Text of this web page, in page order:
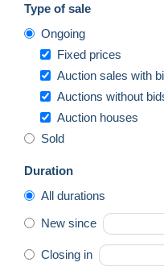
Type of sale
Ongoing
Fixed prices
Auction sales with
Auctions without
Auction houses
Sold
Duration
All durations
New since
Closing in